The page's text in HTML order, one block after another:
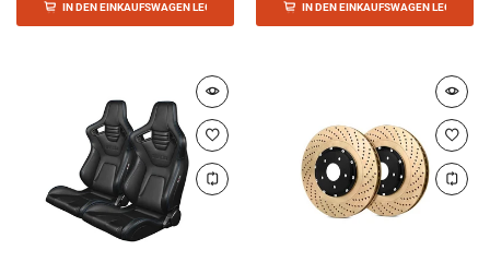
IN DEN EINKAUFSWAGEN LEGEN IN DEN EINKAUFSWAGEN LEGEN